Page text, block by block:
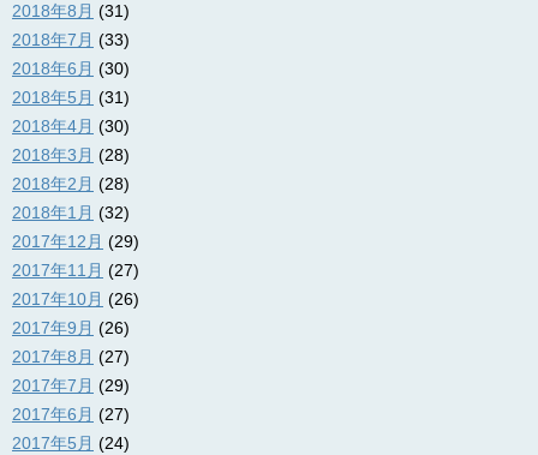
2018年8月 (31)
2018年7月 (33)
2018年6月 (30)
2018年5月 (31)
2018年4月 (30)
2018年3月 (28)
2018年2月 (28)
2018年1月 (32)
2017年12月 (29)
2017年11月 (27)
2017年10月 (26)
2017年9月 (26)
2017年8月 (27)
2017年7月 (29)
2017年6月 (27)
2017年5月 (24)